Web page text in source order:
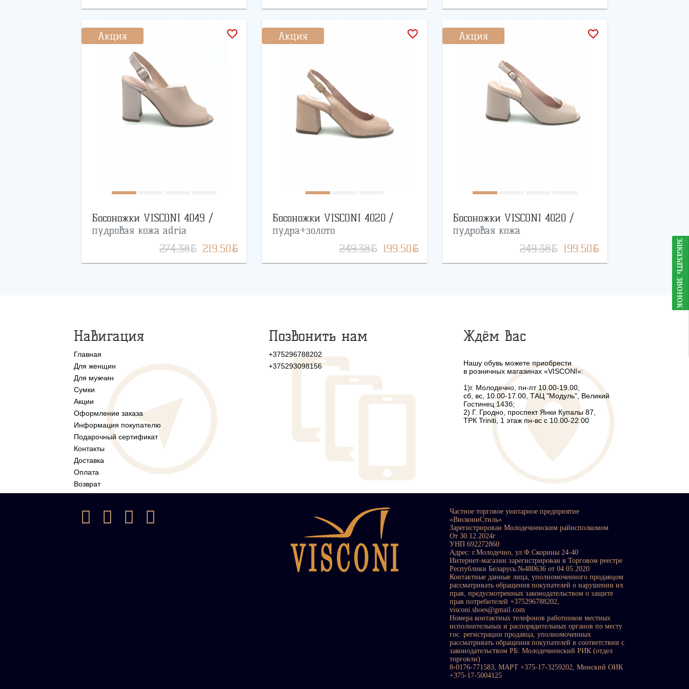
Акция favorite_border
Босоножки VISCONI 4049 /
пудровая кожа adria
274.38BYN 219.50BYN
Акция favorite_border
Босоножки VISCONI 4020 /
пудра+золото
249.38BYN 199.50BYN
Акция favorite_border
Босоножки VISCONI 4020 /
пудровая кожа
249.38BYN 199.50BYN заказать звонок
Навигация
Главная
Для женщин
Для мужчин
Сумки
Акции
Оформление заказа
Информация покупателю
Подарочный сертификат
Контакты
Доставка
Оплата
Возврат
Позвонить нам
+375296788202
+375293098156
Ждём Вас
Нашу обувь можете приобрести
в розничных магазинах «VISCONI»:
1)г. Молодечно, пн-пт 10.00-19.00,
сб, вс, 10.00-17.00, ТАЦ "Модуль", Великий
Гостинец 143б;
2) Г. Гродно, проспект Янки Купалы 87,
ТРК Triniti, 1 этаж пн-вс с 10.00-22.00
Частное торговое унитарное предприятие
«ВискониСтиль»
Зарегистрирован Молодечненским райисполкомом
От 30.12.2024г
УНП 692272860
Адрес: г.Молодечно, ул.Ф.Скорины 24-40
Интернет-магазин зарегистрирован в Торговом реестре
Республики Беларусь:№480636 от 04.05.2020
Контактные данные лица, уполномоченного продавцом
рассматривать обращения покупателей о нарушении их
прав, предусмотренных законодательством о защите
прав потребителей +375296788202,
visconi.shoes@gmail.com
Номера контактных телефонов работников местных
исполнительных и распорядительных органов по месту
гос. регистрации продавца, уполномоченных
рассматривать обращения покупателей в соответствии с
законодательством РБ: Молодечненский РИК (отдел
торговли)
8-0176-771583, МАРТ +375-17-3259202, Минский ОИК
+375-17-5004125